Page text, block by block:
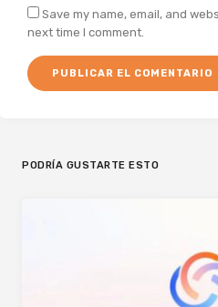
Save my name, email, and
next time I comment.
PODRÍA GUSTARTE ESTO